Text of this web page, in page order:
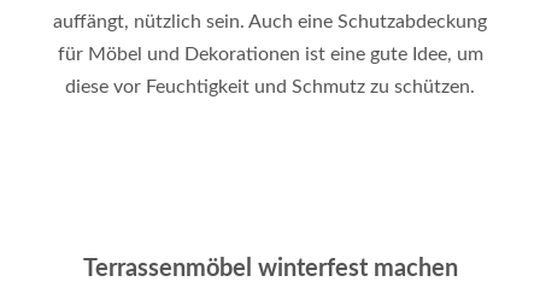
auffängt, nützlich sein. Auch eine Schutzabdeckung
für Möbel und Dekorationen ist eine gute Idee, um
diese vor Feuchtigkeit und Schmutz zu schützen.
Terrassenmöbel winterfest machen